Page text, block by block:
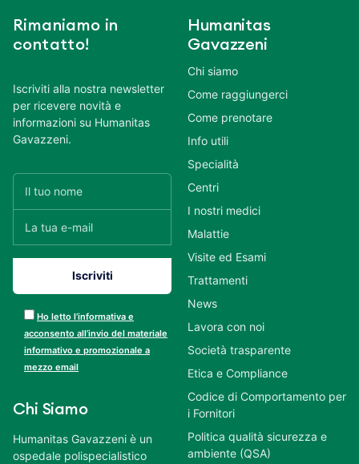
Rimaniamo in
contatto!
Iscriviti alla nostra newsletter
per ricevere novità e
informazioni su Humanitas
Gavazzeni.
Ho letto l’informativa e
acconsento all’invio del materiale
informativo e promozionale a
mezzo email
Chi Siamo
Humanitas Gavazzeni è un
ospedale polispecialistico
Humanitas
Gavazzeni
Chi siamo
Come raggiungerci
Come prenotare
Info utili
Specialità
Centri
I nostri medici
Malattie
Visite ed Esami
Trattamenti
News
Lavora con noi
Società trasparente
Etica e Compliance
Codice di Comportamento per
i Fornitori
Politica qualità sicurezza e
ambiente (QSA)